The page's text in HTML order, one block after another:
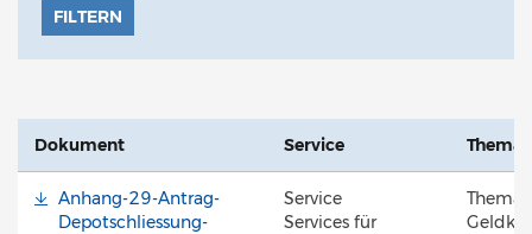
FILTERN
Dokument Service Thema
Anhang-29-Antrag-
Depotschliessung-
Service
Services für
Thema